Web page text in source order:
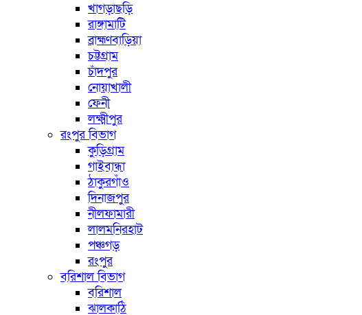
খাগড়াছড়ি
রাঙ্গামাটি
ব্রাহ্মণবাড়িয়া
চট্টগ্রাম
চাঁদপুর
নোয়াখালী
ফেনী
লক্ষ্মীপুর
রংপুর বিভাগ
কুড়িগ্রাম
গাইবান্ধা
ঠাকুরগাঁও
দিনাজপুর
নীলফামারী
লালমনিরহাট
পঞ্চগড়
রংপুর
বরিশাল বিভাগ
বরিশাল
ঝালকাঠি